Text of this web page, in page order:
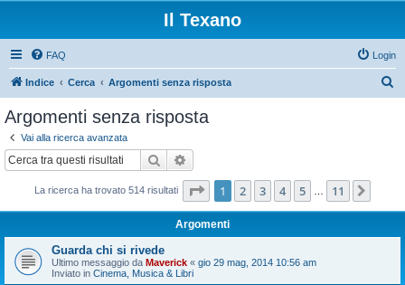
Il Texano
FAQ Login
Indice Cerca Argomenti senza risposta
Argomenti senza risposta
Vai alla ricerca avanzata
Cerca
La ricerca ha trovato 514 risultati Pagina di 11
1 2 3 4 5 11
Argomenti
Guarda chi si rivede
Ultimo messaggio da Maverick « gio 29 mag, 2014 10:56 am
Inviato in Cinema, Musica & Libri